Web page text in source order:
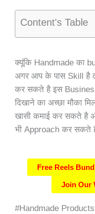
Content's Table
क्यूंकि Handmade का
अगर आप के पास Skill है
कर सकते है इस
दिखाने का अच्छा मौका
खासी कमाई कर सकते है
भी Approach कर सकते
Free Reels
Join Our
#Handmade Products